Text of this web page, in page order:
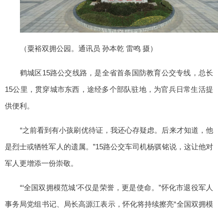
（粟裕双拥公园。通讯员 孙本乾 雷鸣 摄）
鹤城区15路公交线路，是全省首条国防教育公交专线，总长
15公里，贯穿城市东西，途经多个部队驻地，为官兵日常生活提
供便利。
“之前看到有小孩刷优待证，我还心存疑虑。后来才知道，他
是烈士或牺牲军人的遗属。”15路公交车司机杨骐铭说，这让他对
军人更增添一份崇敬。
“‘全国双拥模范城’不仅是荣誉，更是使命。”怀化市退役军人
事务局党组书记、局长高源江表示，怀化将持续擦亮“全国双拥模